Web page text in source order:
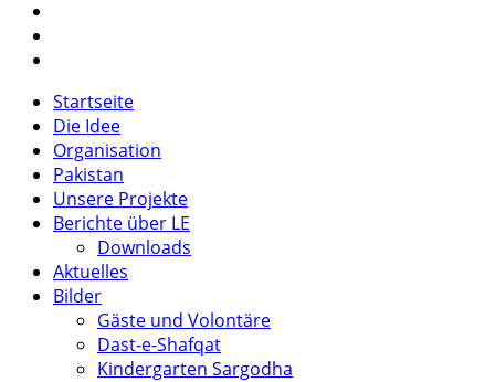
Startseite
Die Idee
Organisation
Pakistan
Unsere Projekte
Berichte über LE
Downloads
Aktuelles
Bilder
Gäste und Volontäre
Dast-e-Shafqat
Kindergarten Sargodha